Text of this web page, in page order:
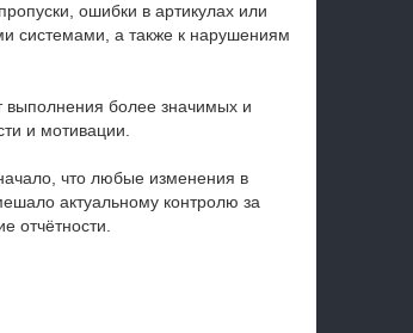
ошибки в артикулах или
системами, а также к нарушениям
выполнения более значимых и
и мотивации.
что любые изменения в
актуальному контролю за
отчётности.